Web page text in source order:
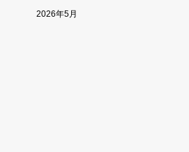
2026年5月